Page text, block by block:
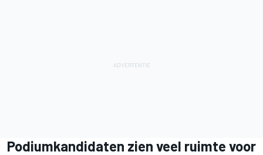
Podiumkandidaten zien veel ruimte voor